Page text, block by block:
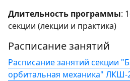
Длительность программы:
секции (лекции и практика)
Расписание занятий
Расписание занятий секции
орбитальная механика" ЛКШ-